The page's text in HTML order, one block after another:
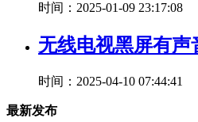
时间：2025-01-09 23:17:08
无线电视黑屏有声
时间：2025-04-10 07:44:41
最新发布